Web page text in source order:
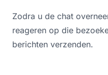
Zodra u de chat
reageren op die
berichten verzenden.